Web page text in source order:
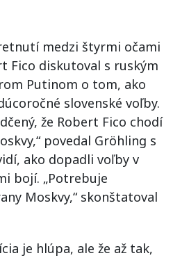
medzi štyrmi očami
Fico diskutoval s ruským
Putinom o tom, ako
slovenské voľby.
že Robert Fico chodí
povedal Gröhling s
ako dopadli voľby v
bojí. „Potrebuje
Moskvy,“ skonštatoval
je hlúpa, ale že až tak,